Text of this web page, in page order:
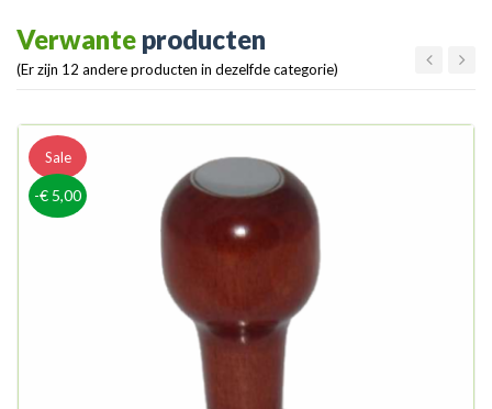
Verwante producten
(Er zijn 12 andere producten in dezelfde categorie)
Sale
-€ 5,00